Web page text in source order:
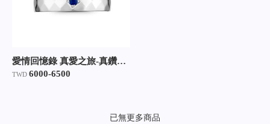
愛情回憶錄 真愛之旅-真鑽寶石 純銀 定情紀念對戒
TWD 6000-6500
已無更多商品